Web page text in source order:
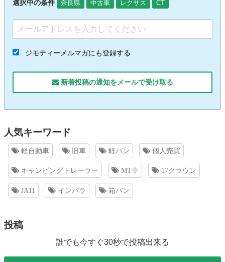
選択中の条件 奈良県 中古車 レクサス CT
ジモティーメルマガにも登録する
新着投稿の通知をメールで受け取る
人気キーワード
軽自動車 旧車 軽バン 個人売買
キャンピングトレーラー MT車 17クラウン
JA11 インパラ 箱バン
投稿
誰でも今すぐ30秒で投稿出来る